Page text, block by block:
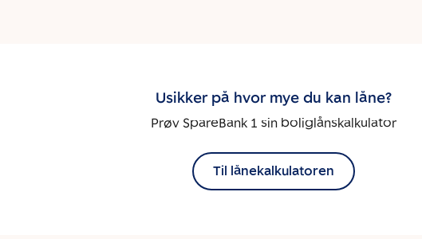
Usikker på hvor mye du kan låne?
Prøv SpareBank 1 sin boliglånskalkulator
Til lånekalkulatoren